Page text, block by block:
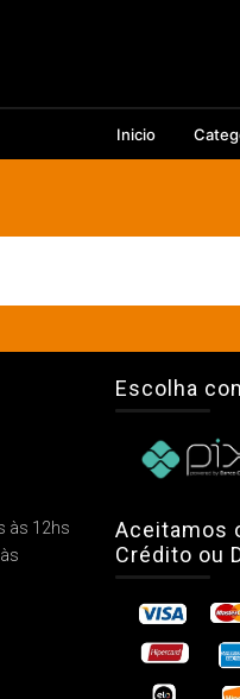
Inicio
às 12hs
Escolha
Aceitamos
Crédito ou